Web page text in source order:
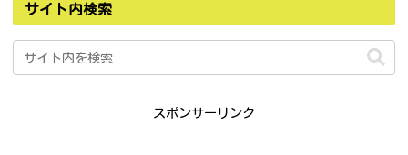
サイト内検索
スポンサーリンク